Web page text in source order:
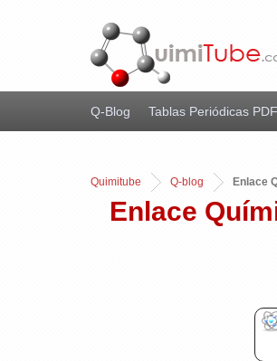
Q-Blog Tablas Periódicas PDF
Quimitube Q-blog Enlace
Enlace